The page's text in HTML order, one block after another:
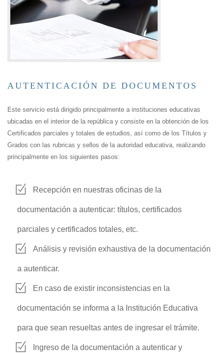
AUTENTICACIÓN DE DOCUMENTOS
Este servicio está dirigido principalmente a instituciones educativas
ubicadas en el interior de la república y consiste en la obtención de los
Certificados parciales y totales de estudios, así como de los Títulos y
Grados con las rubricas y sellos de la autoridad educativa, realizando
principalmente en los siguientes pasos:
Recepción en nuestras oficinas de la
documentación a autenticar: títulos, certificados
parciales y certificados totales, etc.
Análisis y revisión exhaustiva de la documentación
a autenticar.
En caso de existir inconsistencias en la
documentación se informa a la Institución Educativa
para que sean resueltas antes de ingresar el trámite.
Ingreso de la documentación a autenticar y